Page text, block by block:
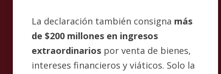
La declaración también consigna más
de $200 millones en ingresos
extraordinarios por venta de bienes,
intereses financieros y viáticos. Solo la